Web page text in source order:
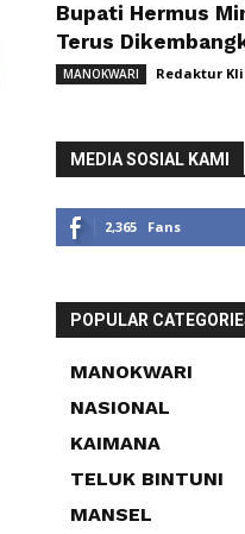
Bupati Hermus
Terus
MANOKWARI Redaktur
MEDIA SOSIAL KAMI
2,365 Fans
POPULAR
MANOKWARI
NASIONAL
KAIMANA
TELUK BINTUNI
MANSEL